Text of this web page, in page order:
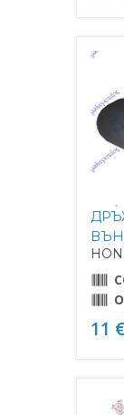
11